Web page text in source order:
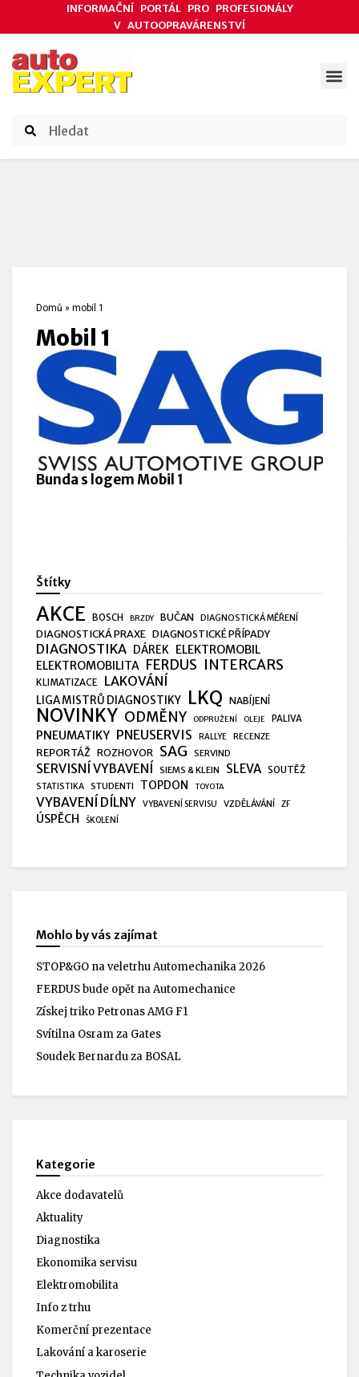
INFORMAČNÍ PORTÁL PRO PROFESIONÁLY
V AUTOOPRAVÁRENSTVÍ
Domů » mobil 1
mobil 1
Bunda s logem Mobil 1
Štítky
AKCE BOSCH BRZDY BUČAN DIAGNOSTICKÁ MĚŘENÍ
DIAGNOSTICKÁ PRAXE DIAGNOSTICKÉ PŘÍPADY
DIAGNOSTIKA DÁREK ELEKTROMOBIL
ELEKTROMOBILITA FERDUS INTERCARS
KLIMATIZACE LAKOVÁNÍ
LIGA MISTRŮ DIAGNOSTIKY LKQ NABÍJENÍ
NOVINKY ODMĚNY ODPRUŽENÍ OLEJE PALIVA
PNEUMATIKY PNEUSERVIS RALLYE RECENZE
REPORTÁŽ ROZHOVOR SAG SERVIND
SERVISNÍ VYBAVENÍ SIEMS & KLEIN SLEVA SOUTĚŽ
STATISTIKA STUDENTI TOPDON TOYOTA
VYBAVENÍ DÍLNY VYBAVENÍ SERVISU VZDĚLÁVÁNÍ ZF
ÚSPĚCH ŠKOLENÍ
Mohlo by vás zajímat
STOP&GO na veletrhu Automechanika 2026
FERDUS bude opět na Automechanice
Získej triko Petronas AMG F1
Svítilna Osram za Gates
Soudek Bernardu za BOSAL
Kategorie
Akce dodavatelů
Aktuality
Diagnostika
Ekonomika servisu
Elektromobilita
Info z trhu
Komerční prezentace
Lakování a karoserie